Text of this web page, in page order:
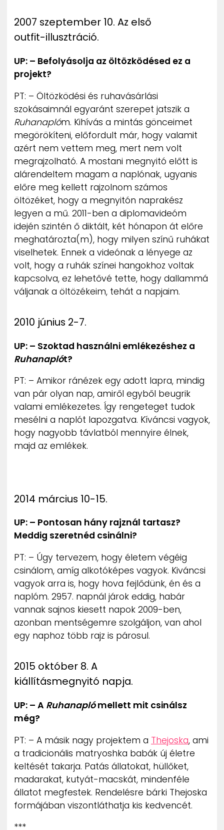
2007 szeptember 10. Az első
outfit-illusztráció.
UP: – Befolyásolja az öltözködésed ez a
projekt?
PT: – Öltözködési és ruhavásárlási
szokásaimnál egyaránt szerepet jatszik a
Ruhanaplóm. Kihívás a mintás gönceimet
megörökíteni, előfordult már, hogy valamit
azért nem vettem meg, mert nem volt
megrajzolható. A mostani megnyitó előtt is
alárendeltem magam a naplónak, ugyanis
előre meg kellett rajzolnom számos
öltözéket, hogy a megnyitón naprakész
legyen a mű. 2011-ben a diplomavideóm
idején szintén ő diktált, két hónapon át előre
meghatározta(m), hogy milyen színű ruhákat
viselhetek. Ennek a videónak a lényege az
volt, hogy a ruhák színei hangokhoz voltak
kapcsolva, ez lehetővé tette, hogy dallammá
váljanak a öltözékeim, tehát a napjaim.
2010 június 2-7.
UP: – Szoktad használni emlékezéshez a
Ruhanaplót?
PT: – Amikor ránézek egy adott lapra, mindig
van pár olyan nap, amiről egyből beugrik
valami emlékezetes. Így rengeteget tudok
mesélni a naplót lapozgatva. Kíváncsi vagyok,
hogy nagyobb távlatból mennyire élnek,
majd az emlékek.
2014 március 10-15.
UP: – Pontosan hány rajznál tartasz?
Meddig szeretnéd csinálni?
PT: – Úgy tervezem, hogy életem végéig
csinálom, amíg alkotóképes vagyok. Kiváncsi
vagyok arra is, hogy hova fejlődünk, én és a
naplóm. 2957. napnál járok eddig, habár
vannak sajnos kiesett napok 2009-ben,
azonban mentségemre szolgáljon, van ahol
egy naphoz több rajz is párosul.
2015 október 8. A
kiállításmegnyitó napja.
UP: – A Ruhanaplómellett mit csinálsz
még?
PT: – A másik nagy projektem a Thejoska, ami
a tradicionális matryoshka babák új életre
keltését takarja. Patás állatokat, hüllőket,
madarakat, kutyát-macskát, mindenféle
állatot megfestek. Rendelésre bárki Thejoska
formájában viszontláthatja kis kedvencét.
***